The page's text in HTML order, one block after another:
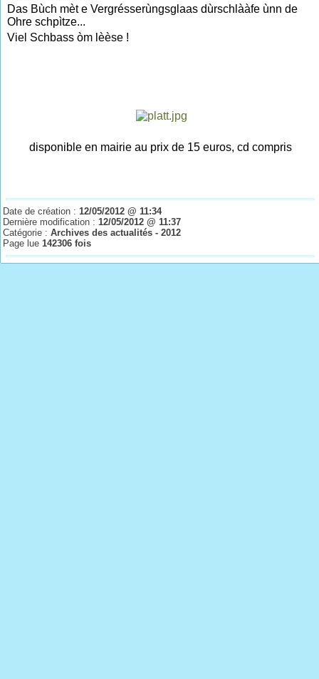
Das Bùch mèt e Vergrésserùngsglaas dùrschlààfe ùnn de
Ohre schpìtze...
Viel Schbass òm lèèse !
disponible en mairie au prix de 15 euros, cd compris
Date de création :12/05/2012 @ 11:34
Dernière modification :12/05/2012 @ 11:37
Catégorie :Archives des actualités - 2012
Page lue142306 fois